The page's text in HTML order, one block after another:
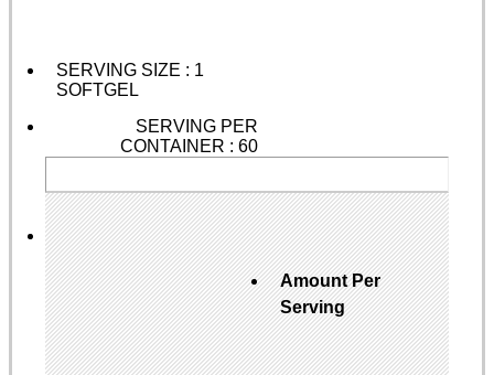
SERVING SIZE : 1
SOFTGEL
SERVING PER
CONTAINER : 60
Amount Per
Serving